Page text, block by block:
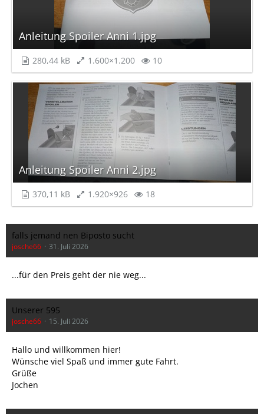
Anleitung Spoiler Anni 1.jpg
280,44 kB 1.600×1.200 10
Anleitung Spoiler Anni 2.jpg
370,11 kB 1.920×926 18
falls jemand nen Biposto sucht
josche66 31. Juli 2026
...für den Preis geht der nie weg...
Unserer 595
josche66 15. Juli 2026
Hallo und willkommen hier!
Wünsche viel Spaß und immer gute Fahrt.
Grüße
Jochen